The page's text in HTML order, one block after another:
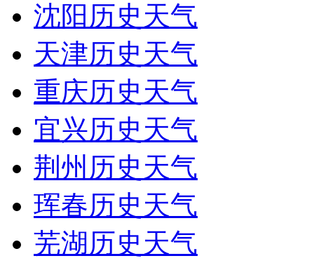
沈阳历史天气
天津历史天气
重庆历史天气
宜兴历史天气
荆州历史天气
珲春历史天气
芜湖历史天气